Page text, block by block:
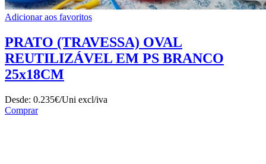
Adicionar aos favoritos
PRATO (TRAVESSA) OVAL
REUTILIZÁVEL EM PS BRANCO
25x18CM
Desde: 0.235€/Uni excl/iva
Comprar